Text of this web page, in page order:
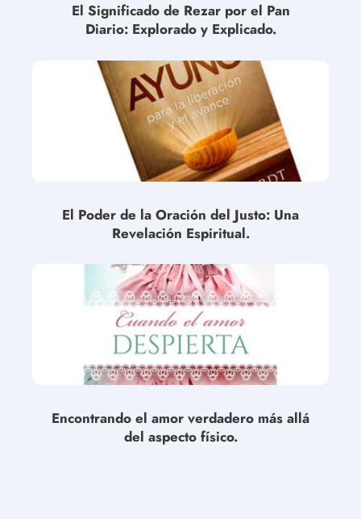
El Significado de Rezar por el Pan
Diario: Explorado y Explicado.
El Poder de la Oración del Justo: Una
Revelación Espiritual.
Encontrando el amor verdadero más allá
del aspecto físico.